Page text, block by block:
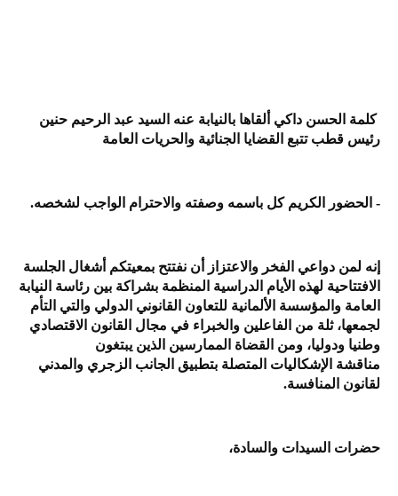
كلمة الحسن داكي ألقاها بالنيابة عنه السيد عبد الرحيم حنين
رئيس قطب تتبع القضايا الجنائية والحريات العامة
- الحضور الكريم كل باسمه وصفته والاحترام الواجب لشخصه.
إنه لمن دواعي الفخر والاعتزاز أن نفتتح بمعيتكم أشغال الجلسة
الافتتاحية لهذه الأيام الدراسية المنظمة بشراكة بين رئاسة النيابة
العامة والمؤسسة الألمانية للتعاون القانوني الدولي والتي التأم
لجمعها، ثلة من الفاعلين والخبراء في مجال القانون الاقتصادي
وطنيا ودوليا، ومن القضاة الممارسين الذين يبتغون
مناقشة الإشكاليات المتصلة بتطبيق الجانب الزجري والمدني
لقانون المنافسة.
حضرات السيدات والسادة،